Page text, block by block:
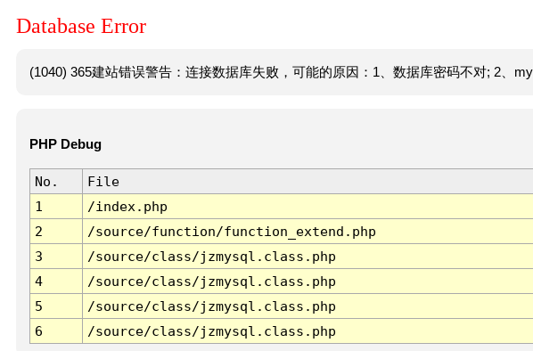
Database Error
(1040) 365建站错误警告：连接数据库失败，可能的原因：1、数据库密码不对; 2、
PHP Debug
No. File
1
/index.php
2
/source/function/function_extend.php
3
/source/class/jzmysql.class.php
4
/source/class/jzmysql.class.php
5
/source/class/jzmysql.class.php
6
/source/class/jzmysql.class.php